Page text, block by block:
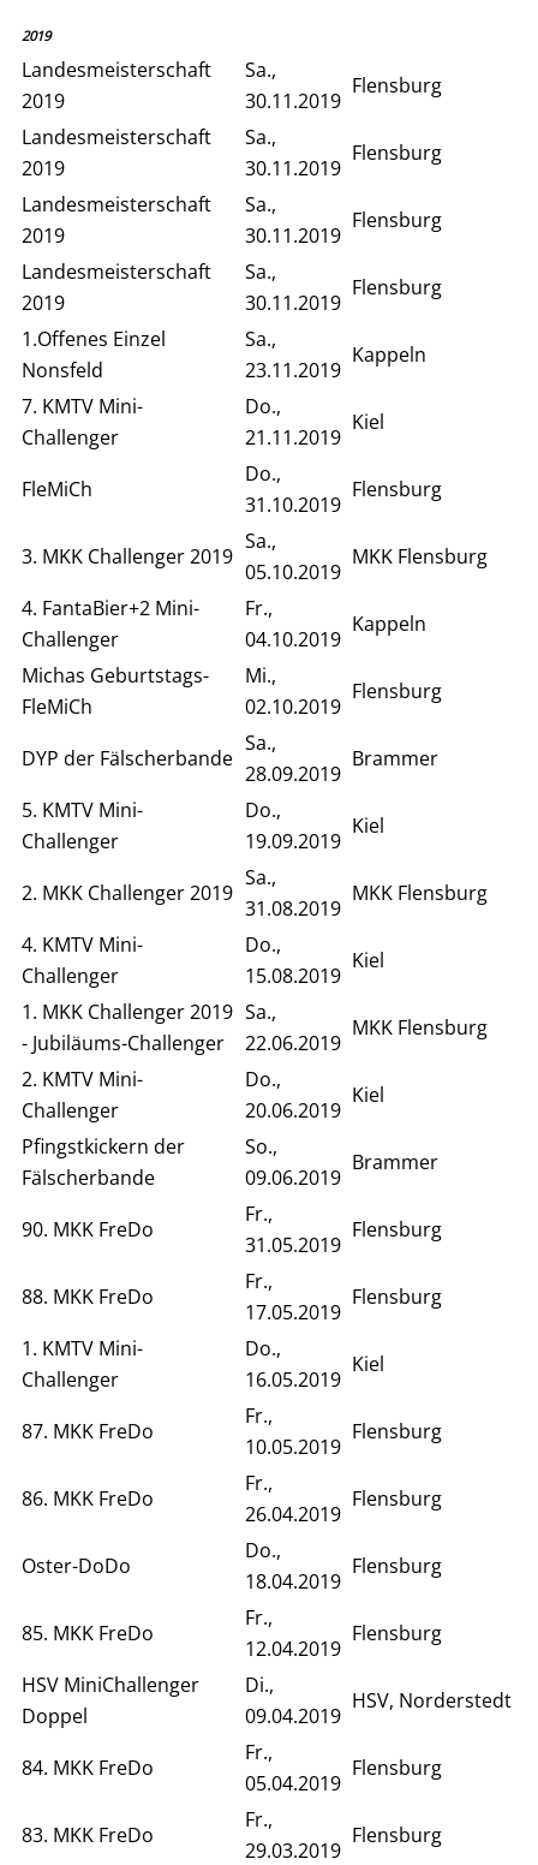
2019
Landesmeisterschaft
2019
Sa.,
30.11.2019
Flensburg
Landesmeisterschaft
2019
Sa.,
30.11.2019
Flensburg
Landesmeisterschaft
2019
Sa.,
30.11.2019
Flensburg
Landesmeisterschaft
2019
Sa.,
30.11.2019
Flensburg
1.Offenes Einzel
Nonsfeld
Sa.,
23.11.2019
Kappeln
7. KMTV Mini-
Challenger
Do.,
21.11.2019
Kiel
FleMiCh
Do.,
31.10.2019
Flensburg
3. MKK Challenger 2019
Sa.,
05.10.2019
MKK Flensburg
4. FantaBier+2 Mini-
Challenger
Fr.,
04.10.2019
Kappeln
Michas Geburtstags-
FleMiCh
Mi.,
02.10.2019
Flensburg
DYP der Fälscherbande
Sa.,
28.09.2019
Brammer
5. KMTV Mini-
Challenger
Do.,
19.09.2019
Kiel
2. MKK Challenger 2019
Sa.,
31.08.2019
MKK Flensburg
4. KMTV Mini-
Challenger
Do.,
15.08.2019
Kiel
1. MKK Challenger 2019
- Jubiläums-Challenger
Sa.,
22.06.2019
MKK Flensburg
2. KMTV Mini-
Challenger
Do.,
20.06.2019
Kiel
Pfingstkickern der
Fälscherbande
So.,
09.06.2019
Brammer
90. MKK FreDo
Fr.,
31.05.2019
Flensburg
88. MKK FreDo
Fr.,
17.05.2019
Flensburg
1. KMTV Mini-
Challenger
Do.,
16.05.2019
Kiel
87. MKK FreDo
Fr.,
10.05.2019
Flensburg
86. MKK FreDo
Fr.,
26.04.2019
Flensburg
Oster-DoDo
Do.,
18.04.2019
Flensburg
85. MKK FreDo
Fr.,
12.04.2019
Flensburg
HSV MiniChallenger
Doppel
Di.,
09.04.2019
HSV, Norderstedt
84. MKK FreDo
Fr.,
05.04.2019
Flensburg
83. MKK FreDo
Fr.,
29.03.2019
Flensburg